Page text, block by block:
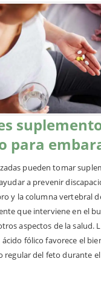
para
pueden tomar
a prevenir
y la columna vertebral
que interviene en el
aspectos de la salud.
fólico favorece el
regular del feto durante